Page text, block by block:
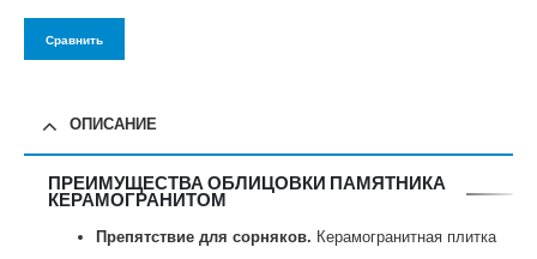
Сравнить
ОПИСАНИЕ
ПРЕИМУЩЕСТВА ОБЛИЦОВКИ ПАМЯТНИКА
КЕРАМОГРАНИТОМ
Препятствие для сорняков. Керамогранитная плитка